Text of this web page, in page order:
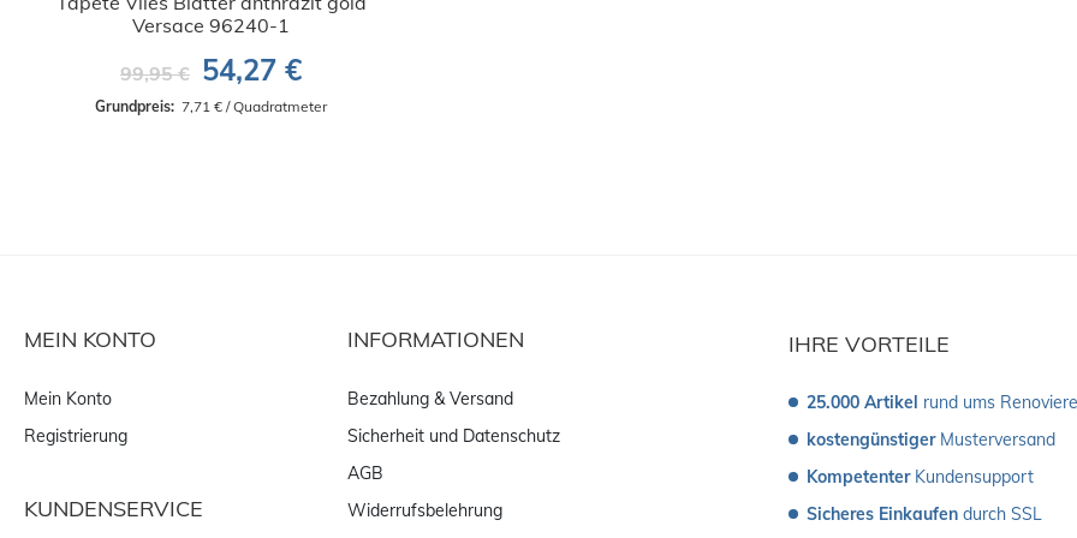
Versace 96240-1
99,95 € 54,27 €
Grundpreis: 7,71 € / Quadratmeter
IHRE VORTEILE
25.000 Artikel rund ums
kostengünstiger Musterversand
Kompetenter Kundensupport
Sicheres Einkaufen durch SSL
MEIN KONTO
Mein Konto
Registrierung
KUNDENSERVICE
INFORMATIONEN
Bezahlung & Versand
Sicherheit und Datenschutz
AGB
Widerrufsbelehrung